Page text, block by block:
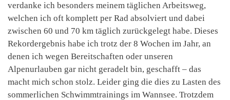
verdanke ich besonders meinem täglichen Arbeitsweg,
welchen ich oft komplett per Rad absolviert und dabei
zwischen 60 und 70 km täglich zurückgelegt habe. Dieses
Rekordergebnis habe ich trotz der 8 Wochen im Jahr, an
denen ich wegen Bereitschaften oder unseren
Alpenurlauben gar nicht geradelt bin, geschafft – das
macht mich schon stolz. Leider ging die dies zu Lasten des
sommerlichen Schwimmtrainings im Wannsee. Trotzdem